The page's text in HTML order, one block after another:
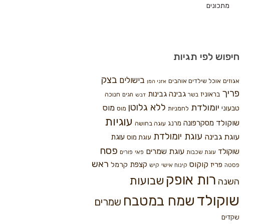
מתכונים
חיפוש לפי תגיות
אגוזים אוכל שילדים אוהבים אזני המן בישולים בצק
פריך בראוניז בשר גבינה גבינות דבש חגים חנוכה
טבעוני יומולדת לחמניות ללא גלוטן מוס מוס
שוקולד מסקרפונה מרנג עוגה בחושה עוגיות
עוגת גבינה עוגת יומולדת עוגת מוס עוגת
שוקולד עוגת שכבות עוגת שמרים פאי פורים פסח
פסטה פריז קוקוס קינוח אישי קיש קצפת קרמל ראש
השנה רות אופק שבועות
שוקולד שמח במטבח שמרים
שקדים